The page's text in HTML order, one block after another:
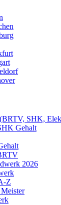
SHK,
Gehalt
2026
Z